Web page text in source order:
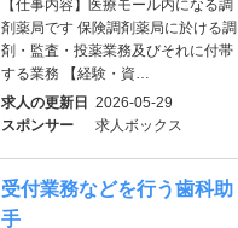
【仕事内容】医療モール内になる調
剤薬局です 保険調剤薬局に於ける調
剤・監査・投薬業務及びそれに付帯
する業務 【経験・資…
求人の更新日 2026-05-29
スポンサー
求人ボックス
受付業務などを行う歯科助
手